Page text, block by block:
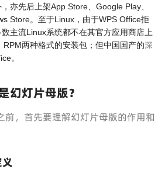
亦先后上架App Store、Google Play、
Store。至于Linux，由于WPS Office拒
主流Linux系统都不在其官方应用商店上
RPM两种格式的安装包；但中国国产的深
。
幻灯片母版？
前，首先要理解幻灯片母版的作用和